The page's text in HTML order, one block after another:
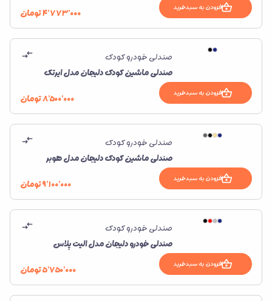
افزودن به سبدخرید ۴٬۷۷۳٬۰۰۰تومان
صندلی خودرو کودک
صندلی ماشین کودک دلیجان مدل ایرتک
افزودن به سبدخرید ۸٬۵۰۰٬۰۰۰تومان
صندلی خودرو کودک
صندلی ماشین کودک دلیجان مدل هوبر
افزودن به سبدخرید ۹٬۱۰۰٬۰۰۰تومان
صندلی خودرو کودک
صندلی خودرو دلیجان مدل الیت پلاس
افزودن به سبدخرید ۵٬۷۵۰٬۰۰۰تومان